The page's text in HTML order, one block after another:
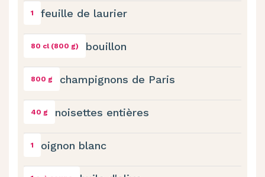
1 feuille de laurier
80 cl (800 g) bouillon
800 g champignons de Paris
40 g noisettes entières
1 oignon blanc